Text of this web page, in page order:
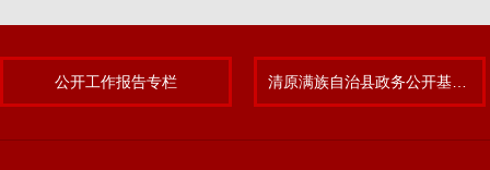
公开工作报告专栏